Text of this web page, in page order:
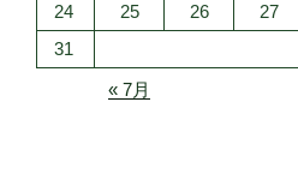
24
25 26 27
31
« 7月